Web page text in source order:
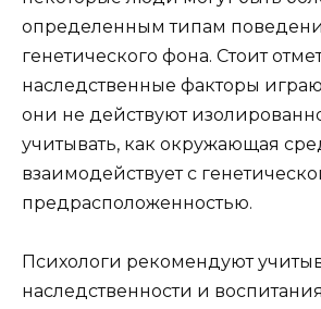
определенным типам
генетического фона. Стоит
наследственные факторы
они не действуют
учитывать, как окружающая
взаимодействует с
предрасположенностью.
Психологи рекомендуют
наследственности и